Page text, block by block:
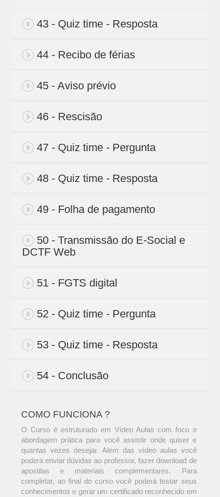
43 - Quiz time - Resposta
44 - Recibo de férias
45 - Aviso prévio
46 - Rescisão
47 - Quiz time - Pergunta
48 - Quiz time - Resposta
49 - Folha de pagamento
50 - Transmissão do E-Social e
DCTF Web
51 - FGTS digital
52 - Quiz time - Pergunta
53 - Quiz time - Resposta
54 - Conclusão
COMO FUNCIONA ?
O Curso é estruturado em Vídeo Aulas com foco e
abordagem prática para você assistir onde quiser e
quantas vezes desejar. Além das vídeo aulas você
poderá enviar dúvidas ao professor, fazer download de
apostilas e materiais complementares. Para
completar, ao final do curso você poderá testar seus
conhecimentos e gerar um certificado reconhecido em